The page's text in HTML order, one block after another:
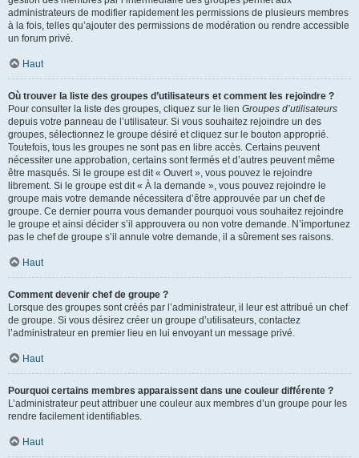
administrateurs de modifier rapidement les permissions de plusieurs membres
à la fois, telles qu’ajouter des permissions de modération ou rendre accessible
un forum privé.
Haut
Où trouver la liste des groupes d’utilisateurs et comment les rejoindre ?
Pour consulter la liste des groupes, cliquez sur le lien Groupes d’utilisateurs
depuis votre panneau de l’utilisateur. Si vous souhaitez rejoindre un des
groupes, sélectionnez le groupe désiré et cliquez sur le bouton approprié.
Toutefois, tous les groupes ne sont pas en libre accès. Certains peuvent
nécessiter une approbation, certains sont fermés et d’autres peuvent même
être masqués. Si le groupe est dit « Ouvert », vous pouvez le rejoindre
librement. Si le groupe est dit « À la demande », vous pouvez rejoindre le
groupe mais votre demande nécessitera d’être approuvée par un chef de
groupe. Ce dernier pourra vous demander pourquoi vous souhaitez rejoindre
le groupe et ainsi décider s’il approuvera ou non votre demande. N’importunez
pas le chef de groupe s’il annule votre demande, il a sûrement ses raisons.
Haut
Comment devenir chef de groupe ?
Lorsque des groupes sont créés par l’administrateur, il leur est attribué un chef
de groupe. Si vous désirez créer un groupe d’utilisateurs, contactez
l’administrateur en premier lieu en lui envoyant un message privé.
Haut
Pourquoi certains membres apparaissent dans une couleur différente ?
L’administrateur peut attribuer une couleur aux membres d’un groupe pour les
rendre facilement identifiables.
Haut